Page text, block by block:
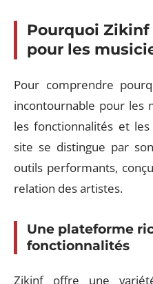
Pourquoi
pour les
Pour comprendre
incontournable pour les
les fonctionnalités et les
site se distingue par
outils performants,
relation des artistes.
Une plateforme
fonctionnalités
Zikinf offre une